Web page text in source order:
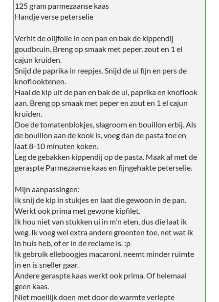
125 gram parmezaanse kaas
Handje verse peterselie
Verhit de olijfolie in een pan en bak de kippendij
goudbruin. Breng op smaak met peper, zout en 1 el
cajun kruiden.
Snijd de paprika in reepjes. Snijd de ui fijn en pers de
knoflooktenen.
Haal de kip uit de pan en bak de ui, paprika en knoflook
aan. Breng op smaak met peper en zout en 1 el cajun
kruiden.
Doe de tomatenblokjes, slagroom en bouillon erbij. Als
de bouillon aan de kook is, voeg dan de pasta toe en
laat 8-10 minuten koken.
Leg de gebakken kippendij op de pasta. Maak af met de
geraspte Parmezaanse kaas en fijngehakte peterselie.
Mijn aanpassingen:
Ik snij de kip in stukjes en laat die gewoon in de pan.
Werkt ook prima met gewone kipfilet.
Ik hou niet van stukken ui in m'n eten, dus die laat ik
weg. Ik voeg wel extra andere groenten toe, net wat ik
in huis heb, of er in de reclame is. :p
Ik gebruik elleboogjes macaroni, neemt minder ruimte
in en is sneller gaar.
Andere geraspte kaas werkt ook prima. Of helemaal
geen kaas.
Niet moeilijk doen met door de warmte verlepte